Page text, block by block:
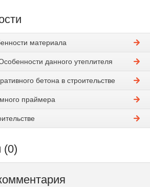
материала
данного утеплителя
бетона в строительстве
праймера
(0)